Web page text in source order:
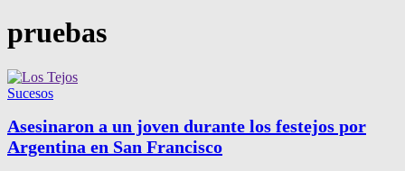
pruebas
Sucesos
Asesinaron a un joven durante los festejos por
Argentina en San Francisco